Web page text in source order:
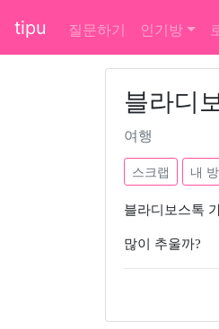
tipu 질문하기 인기방
블라디
여행
스크랩 내
블라디보스톡
많이 추울까?